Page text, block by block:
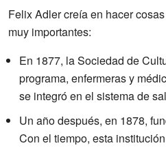
Felix Adler creía en hacer
muy importantes:
En 1877, la Sociedad de
programa, enfermeras y
se integró en el sistema de
Un año después, en 1878,
Con el tiempo, esta